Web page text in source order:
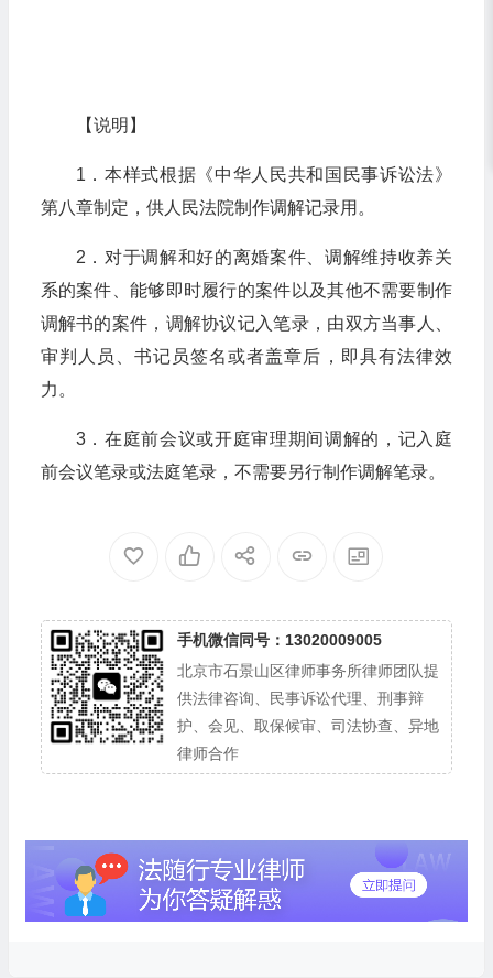
【说明】
1．本样式根据《中华人民共和国民事诉讼法》
第八章制定，供人民法院制作调解记录用。
2．对于调解和好的离婚案件、调解维持收养关
系的案件、能够即时履行的案件以及其他不需要制作
调解书的案件，调解协议记入笔录，由双方当事人、
审判人员、书记员签名或者盖章后，即具有法律效
力。
3．在庭前会议或开庭审理期间调解的，记入庭
前会议笔录或法庭笔录，不需要另行制作调解笔录。
手机微信同号：13020009005
北京市石景山区律师事务所律师团队提
供法律咨询、民事诉讼代理、刑事辩
护、会见、取保候审、司法协查、异地
律师合作